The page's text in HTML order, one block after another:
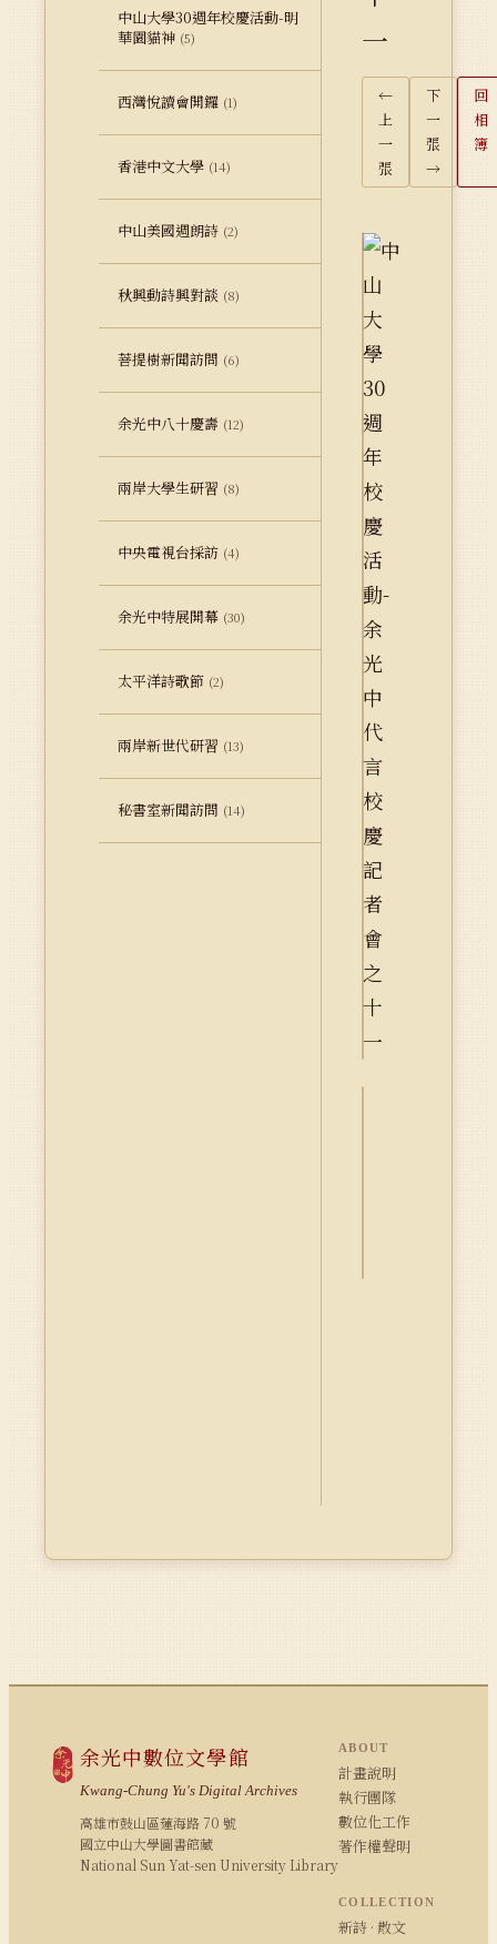
中山大學30週年校慶活動-明
華園貓神 (5)
西灣悅讀會開鑼 (1)
香港中文大學 (14)
中山美國週朗詩 (2)
秋興動詩興對談 (8)
菩提樹新聞訪問 (6)
余光中八十慶壽 (12)
兩岸大學生研習 (8)
中央電視台採訪 (4)
余光中特展開幕 (30)
太平洋詩歌節 (2)
兩岸新世代研習 (13)
秘書室新聞訪問 (14)
一
←
上
一
張
下
一
張
→
回
相
簿
余光中數位文學館
Kwang-Chung Yu's Digital Archives
高雄市鼓山區蓮海路 70 號
國立中山大學圖書館藏
National Sun Yat-sen University Library
ABOUT
計畫說明
執行團隊
數位化工作
著作權聲明
COLLECTION
新詩 · 散文